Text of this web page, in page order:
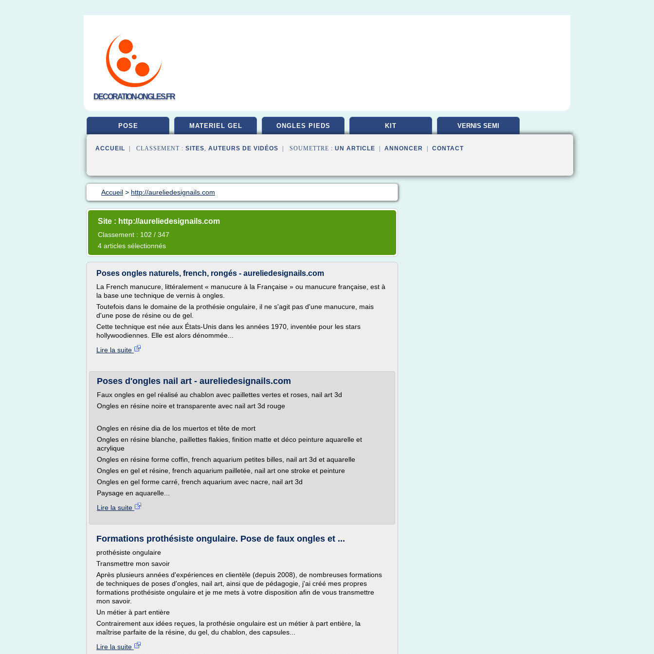
DECORATION-ONGLES.FR
POSE MATERIEL GEL ONGLES PIEDS KIT VERNIS SEMI
ACCUEIL | CLASSEMENT : SITES, AUTEURS DE VIDÉOS | SOUMETTRE : UN ARTICLE ANNONCER CONTACT
Accueil > http://aureliedesignails.com
Site : http://aureliedesignails.com
Classement : 102 / 347
4 articles sélectionnés
Poses ongles naturels, french, rongés - aureliedesignails.com
La French manucure, littéralement « manucure à la Française » ou manucure française, est à
la base une technique de vernis à ongles.
Toutefois dans le domaine de la prothésie ongulaire, il ne s'agit pas d'une manucure, mais
d'une pose de résine ou de gel.
Cette technique est née aux États-Unis dans les années 1970, inventée pour les stars
hollywoodiennes. Elle est alors dénommée...
Lire la suite
Poses d'ongles nail art - aureliedesignails.com
Faux ongles en gel réalisé au chablon avec paillettes vertes et roses, nail art 3d
Ongles en résine noire et transparente avec nail art 3d rouge
Ongles en résine dia de los muertos et tête de mort
Ongles en résine blanche, paillettes flakies, finition matte et déco peinture aquarelle et
acrylique
Ongles en résine forme coffin, french aquarium petites billes, nail art 3d et aquarelle
Ongles en gel et résine, french aquarium pailletée, nail art one stroke et peinture
Ongles en gel forme carré, french aquarium avec nacre, nail art 3d
Paysage en aquarelle...
Lire la suite
Formations prothésiste ongulaire. Pose de faux ongles et ...
prothésiste ongulaire
Transmettre mon savoir
Après plusieurs années d'expériences en clientèle (depuis 2008), de nombreuses formations
de techniques de poses d'ongles, nail art, ainsi que de pédagogie, j'ai créé mes propres
formations prothésiste ongulaire et je me mets à votre disposition afin de vous transmettre
mon savoir.
Un métier à part entière
Contrairement aux idées reçues, la prothésie ongulaire est un métier à part entière, la
maîtrise parfaite de la résine, du gel, du chablon, des capsules...
Lire la suite